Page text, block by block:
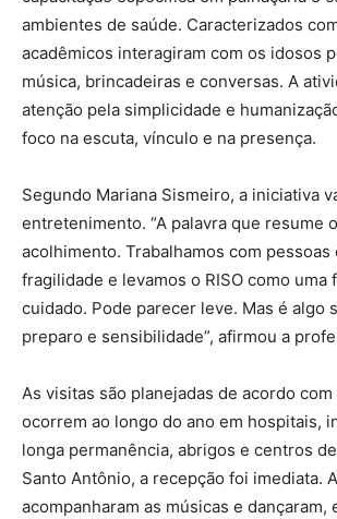
ambientes de saúde. Caracterizados
acadêmicos interagiram com os idosos
música, brincadeiras e conversas. A
atenção pela simplicidade e
foco na escuta, vínculo e na presença.
Segundo Mariana Sismeiro, a iniciativa
entretenimento. “A palavra que resume
acolhimento. Trabalhamos com pessoas
fragilidade e levamos o RISO como uma
cuidado. Pode parecer leve. Mas é algo
preparo e sensibilidade”, afirmou a
As visitas são planejadas de acordo
ocorrem ao longo do ano em hospitais,
longa permanência, abrigos e centros
Santo Antônio, a recepção foi imediata.
acompanharam as músicas e dançaram,